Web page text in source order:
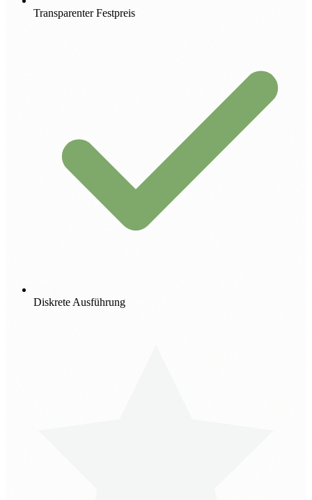
Transparenter Festpreis
Diskrete Ausführung